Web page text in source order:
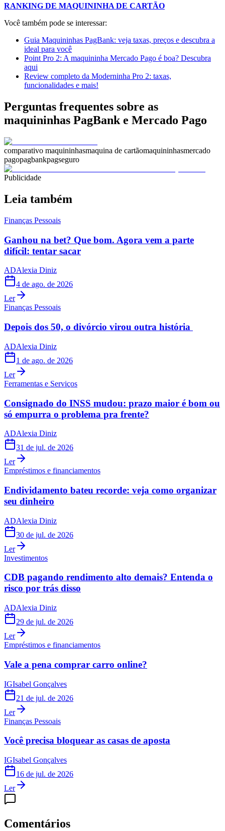
RANKING DE MAQUININHA DE CARTÃO
Você também pode se interessar:
Guia Maquininhas PagBank: veja taxas, preços e descubra a
ideal para você
Point Pro 2: A maquininha Mercado Pago é boa? Descubra
aqui
Review completo da Moderninha Pro 2: taxas,
funcionalidades e mais!
Perguntas frequentes sobre as
maquininhas PagBank e Mercado Pago
comparativo maquininhasmaquina de cartãomaquininhasmercado
pagopagbankpagseguro
Publicidade
Leia também
Finanças Pessoais
Ganhou na bet? Que bom. Agora vem a parte
difícil: tentar sacar
ADAlexia Diniz
4 de ago. de 2026
Ler
Finanças Pessoais
Depois dos 50, o divórcio virou outra história
ADAlexia Diniz
1 de ago. de 2026
Ler
Ferramentas e Serviços
Consignado do INSS mudou: prazo maior é bom ou
só empurra o problema pra frente?
ADAlexia Diniz
31 de jul. de 2026
Ler
Empréstimos e financiamentos
Endividamento bateu recorde: veja como organizar
seu dinheiro
ADAlexia Diniz
30 de jul. de 2026
Ler
Investimentos
CDB pagando rendimento alto demais? Entenda o
risco por trás disso
ADAlexia Diniz
29 de jul. de 2026
Ler
Empréstimos e financiamentos
Vale a pena comprar carro online?
IGIsabel Gonçalves
21 de jul. de 2026
Ler
Finanças Pessoais
Você precisa bloquear as casas de aposta
IGIsabel Gonçalves
16 de jul. de 2026
Ler
Comentários